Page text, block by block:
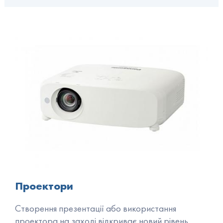
Проектори
Створення презентації або використання